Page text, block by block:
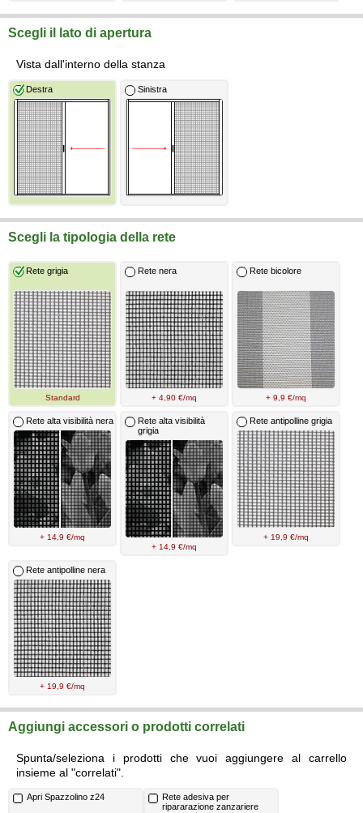
Scegli il lato di apertura
Vista dall'interno della stanza
Destra Sinistra
Scegli la tipologia della rete
Rete grigia
Standard
Rete nera
+ 4,90 €/mq
Rete bicolore
+ 9,9 €/mq
Rete alta visibilità nera
+ 14,9 €/mq
Rete alta visibilità
grigia
+ 14,9 €/mq
Rete antipolline grigia
+ 19,9 €/mq
Rete antipolline nera
+ 19,9 €/mq
Aggiungi accessori o prodotti correlati
Spunta/seleziona i prodotti che vuoi aggiungere al carrello
insieme al "correlati".
Apri Spazzolino z24
Rete adesiva per
ripararazione zanzariere